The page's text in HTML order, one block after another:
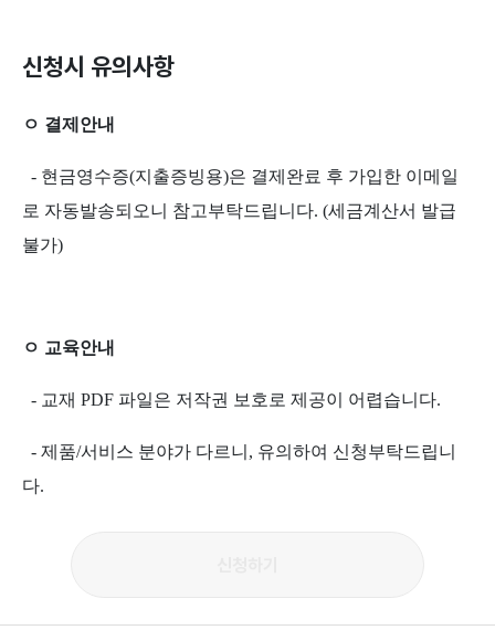
신청시 유의사항
ㅇ 결제안내
- 현금영수증(지출증빙용)은 결제완료 후 가입한 이메일
로 자동발송되오니 참고부탁드립니다. (세금계산서 발급
불가)
ㅇ 교육안내
- 교재 PDF 파일은 저작권 보호로 제공이 어렵습니다.
- 제품/서비스 분야가 다르니, 유의하여 신청부탁드립니
다.